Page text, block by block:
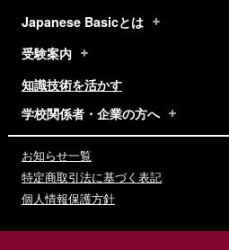
Japanese Basicとは
受験案内
知識技術を活かす
学校関係者・企業の方へ
お知らせ一覧
特定商取引法に基づく表記
個人情報保護方針